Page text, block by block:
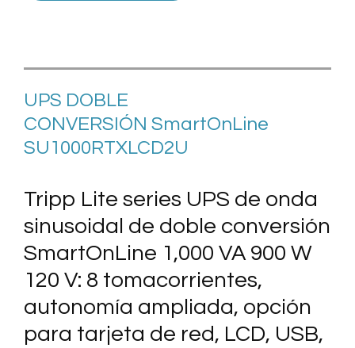
UPS DOBLE
CONVERSIÓN SmartOnLine
SU1000RTXLCD2U
Tripp Lite series UPS de onda
sinusoidal de doble conversión
SmartOnLine 1,000 VA 900 W
120 V: 8 tomacorrientes,
autonomía ampliada, opción
para tarjeta de red, LCD, USB,